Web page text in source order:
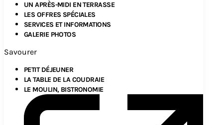
UN APRÈS-MIDI EN TERRASSE
LES OFFRES SPÉCIALES
SERVICES ET INFORMATIONS
GALERIE PHOTOS
Savourer
PETIT DÉJEUNER
LA TABLE DE LA COUDRAIE
LE MOULIN, BISTRONOMIE